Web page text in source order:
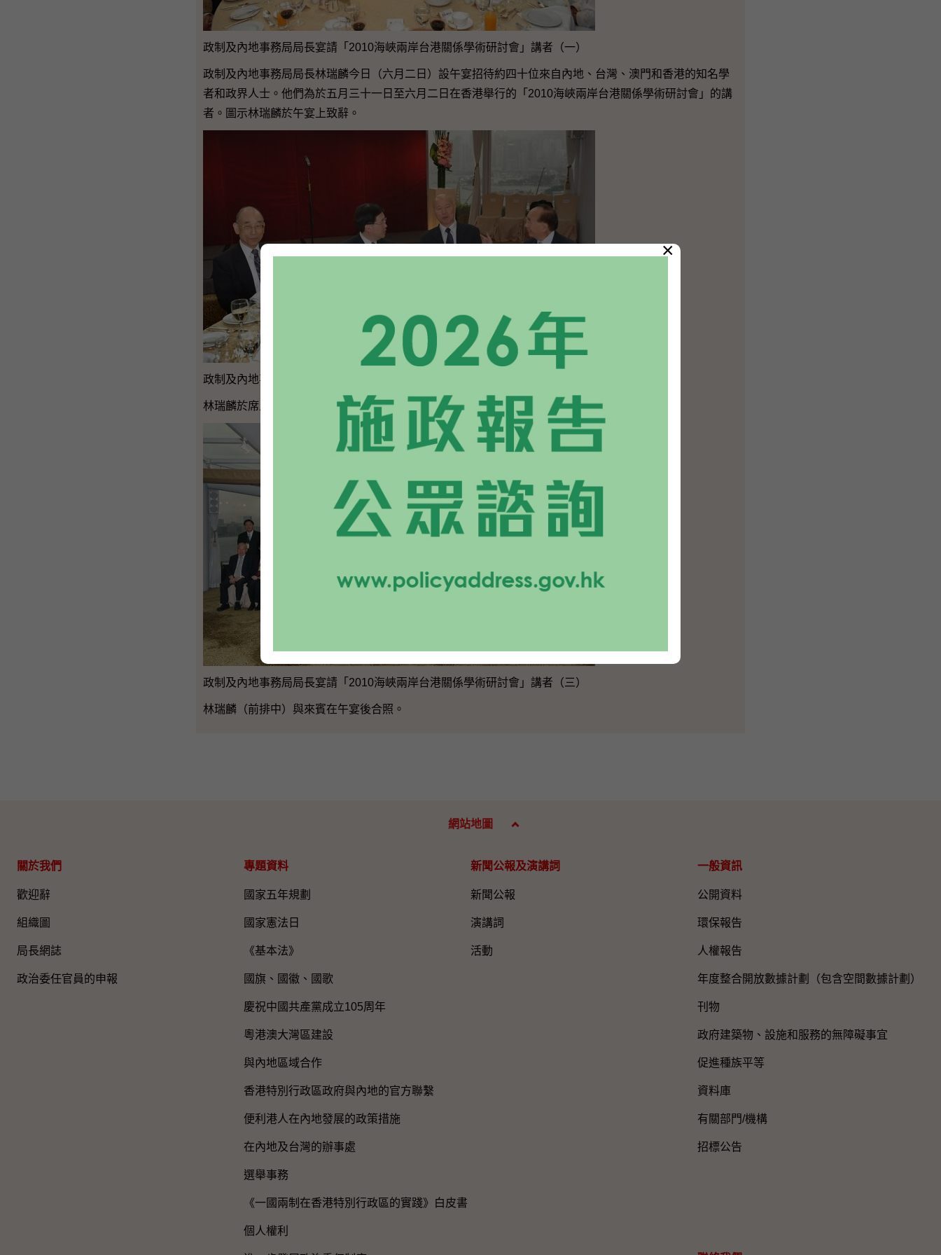
政制及內地事務局局長宴請「2010海峽兩岸台港關係學術研討會」講者（一）
政制及內地事務局局長林瑞麟今日（六月二日）設午宴招待約四十位來自內地、台灣、澳門和香港的知名學
者和政界人士。他們為於五月三十一日至六月二日在香港舉行的「2010海峽兩岸台港關係學術研討會」的講
者。圖示林瑞麟於午宴上致辭。
政制及內地事務局局長宴請「2010海峽兩岸台港關係學術研討會」講者（二）
林瑞麟於席上與嘉賓交談。
政制及內地事務局局長宴請「2010海峽兩岸台港關係學術研討會」講者（三）
林瑞麟（前排中）與來賓在午宴後合照。
網站地圖
關於我們
歡迎辭
組織圖​
局長網誌
政治委任官員的申報
專題資料
國家五年規劃
國家憲法日
《基本法》
國旗、國徽、國歌
慶祝中國共產黨成立105周年
粵港澳大灣區建設
與內地區域合作
香港特別行政區政府與內地的官方聯繫
便利港人在內地發展的政策措施
在內地及台灣的辦事處
選舉事務
《一國兩制在香港特別行政區的實踐》白皮書
個人權利
新聞公報及演講詞
新聞公報
演講詞
活動
一般資訊​
公開資料
環保報告
人權報告
年度整合開放數據計劃（包含空間數據計劃）
刊物
政府建築物、設施和服務的無障礙事宜
促進種族平等
資料庫
有關部門/機構
招標公告
×